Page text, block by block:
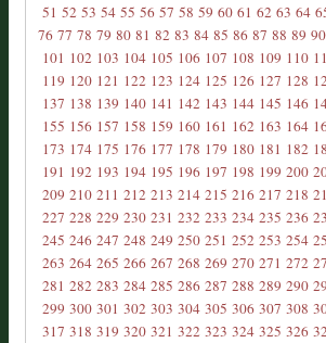
51 52 53 54 55 56 57 58 59 60 61 62 63 64
76 77 78 79 80 81 82 83 84 85 86 87 88 89 90
101 102 103 104 105 106 107 108 109 110
119 120 121 122 123 124 125 126 127 128
137 138 139 140 141 142 143 144 145 146
155 156 157 158 159 160 161 162 163 164
173 174 175 176 177 178 179 180 181 182
191 192 193 194 195 196 197 198 199 200
209 210 211 212 213 214 215 216 217 218
227 228 229 230 231 232 233 234 235 236
245 246 247 248 249 250 251 252 253 254
263 264 265 266 267 268 269 270 271 272
281 282 283 284 285 286 287 288 289 290
299 300 301 302 303 304 305 306 307 308
317 318 319 320 321 322 323 324 325 326